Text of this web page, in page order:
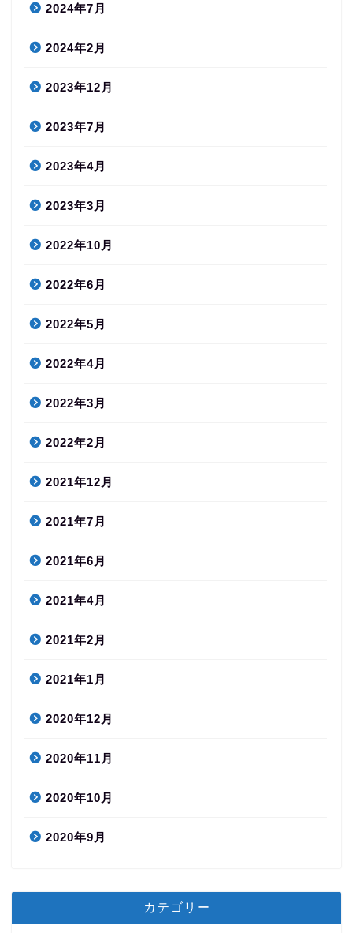
2024年7月
2024年2月
2023年12月
2023年7月
2023年4月
2023年3月
2022年10月
2022年6月
2022年5月
2022年4月
2022年3月
2022年2月
2021年12月
2021年7月
2021年6月
2021年4月
2021年2月
2021年1月
2020年12月
2020年11月
2020年10月
2020年9月
カテゴリー